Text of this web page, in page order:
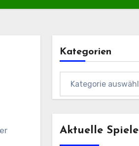
Kategorien
Aktuelle Spiele